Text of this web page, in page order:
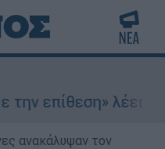
επίθεση» λέει η
ανακάλυψαν τον